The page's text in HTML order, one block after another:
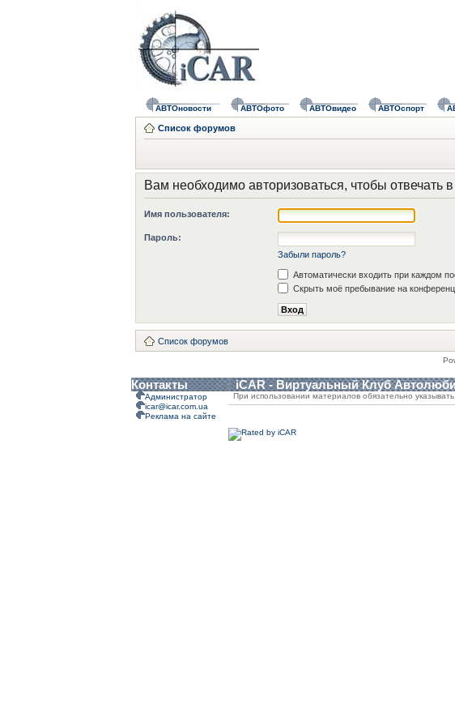
АВТОновости АВТОфото АВТОвидео АВТОспорт
Список форумов
Вам необходимо авторизоваться, чтобы отвечать
Имя пользователя:
Пароль:
Забыли пароль?
Автоматически входить при каждом
Скрыть моё пребывание на
Список форумов
Контакты iCAR - Виртуальный Клуб
Администратор
icar@icar.com.ua
Реклама на сайте
При использовании материалов обязательно указывать